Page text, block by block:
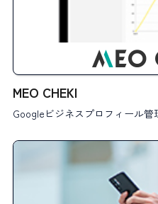
MEO CHEKI
Googleビジネスプロフィール管